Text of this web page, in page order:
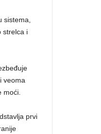
strelca i
veoma
moći.
prvi